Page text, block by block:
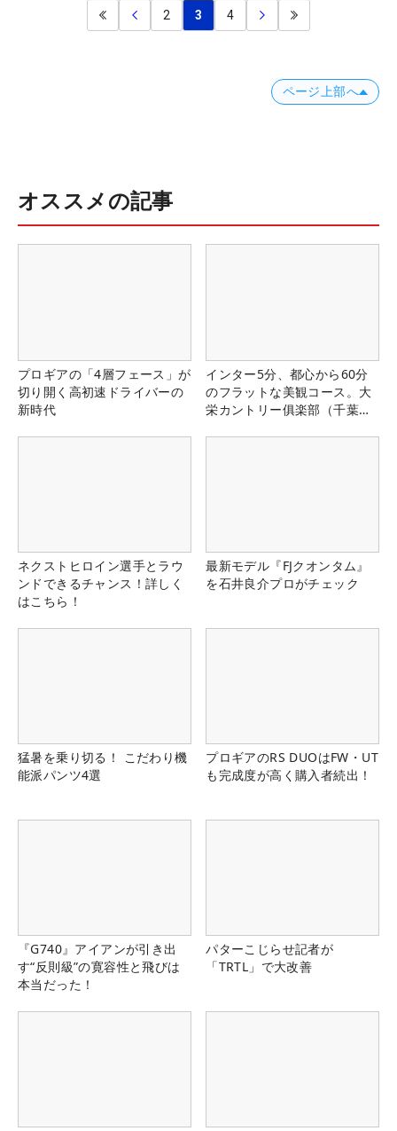
2 3 4
ページ上部へ
オススメの記事
プロギアの「4層フェース」が
切り開く高初速ドライバーの
新時代
インター5分、都心から60分
のフラットな美観コース。大
栄カントリー俱楽部（千葉
ネクストヒロイン選手とラウ
ンドできるチャンス！詳しく
はこちら！
最新モデル『FJクオンタム』
を石井良介プロがチェック
猛暑を乗り切る！ こだわり機
能派パンツ4選
プロギアのRS DUOはFW・UT
も完成度が高く購入者続出！
『G740』アイアンが引き出
す“反則級”の寛容性と飛びは
本当だった！
パターこじらせ記者が
「TRTL」で大改善